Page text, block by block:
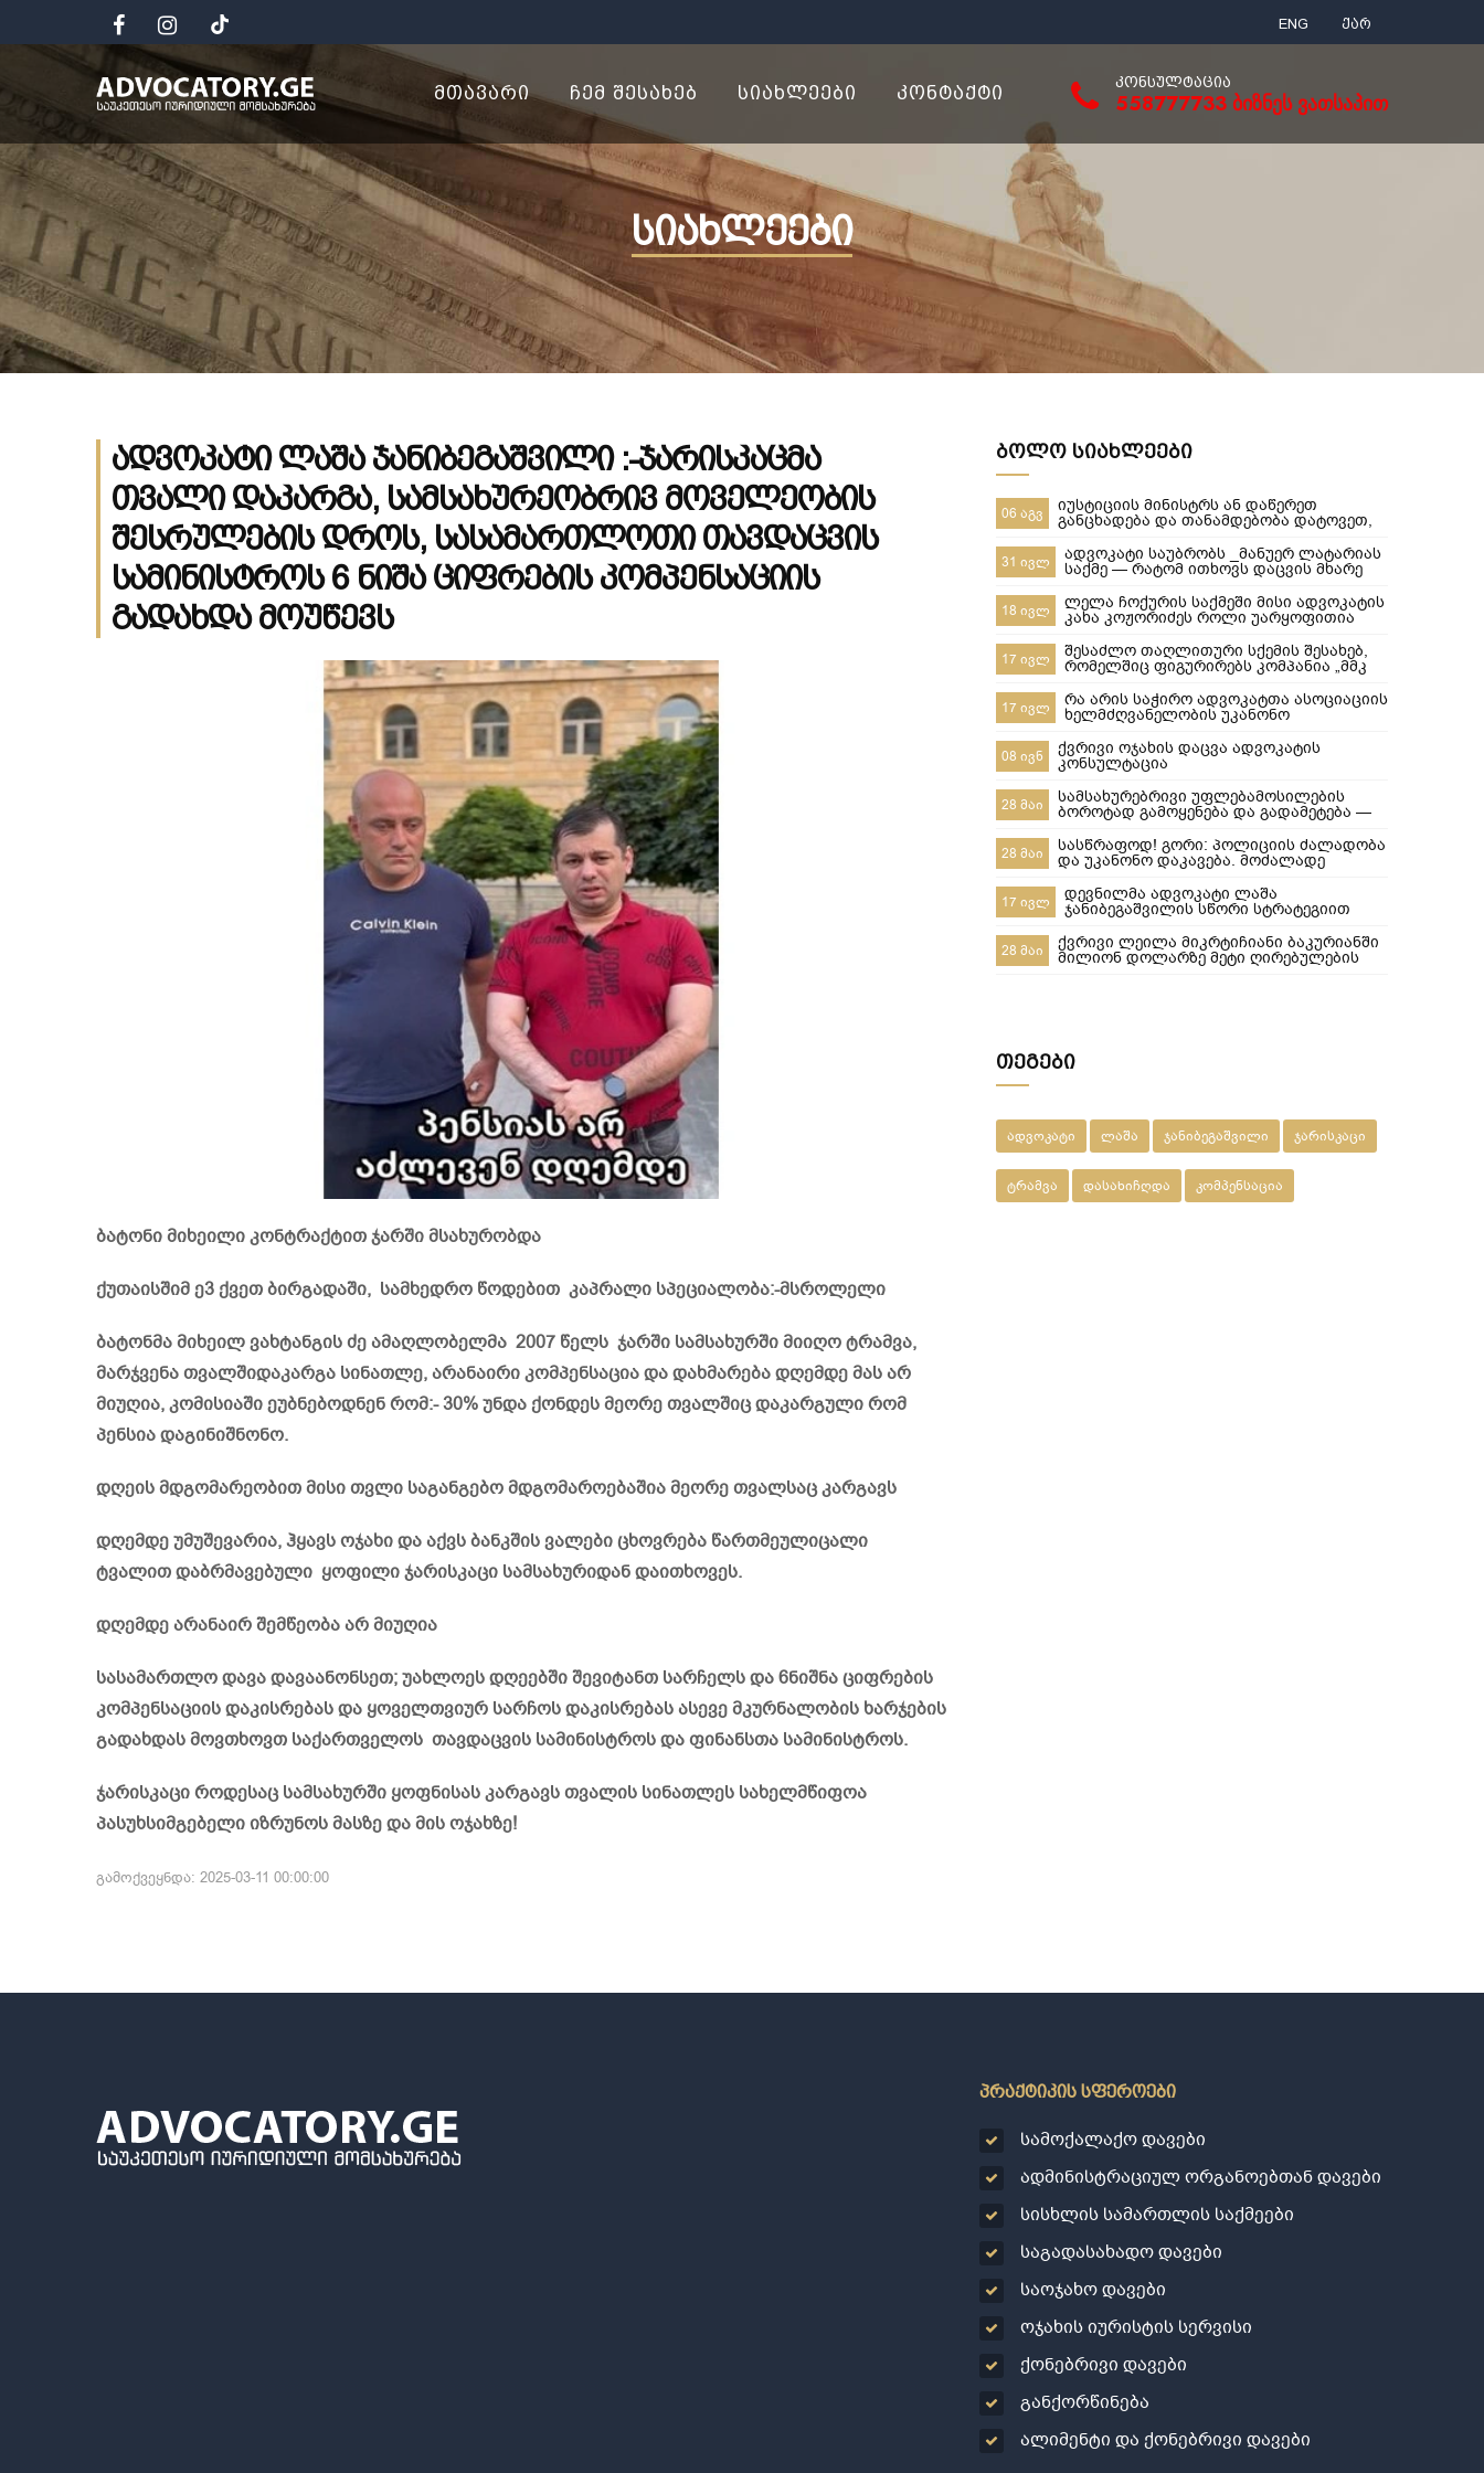
ENG ქარ
ᲛᲗᲐᲕᲐᲠᲘ ᲩᲔᲛ ᲨᲔᲡᲐᲮᲔᲑ ᲡᲘᲐᲮᲚᲔᲔᲑᲘ ᲙᲝᲜᲢᲐᲥᲢᲘ ᲙᲝᲜᲡᲣᲚᲢᲐᲪᲘᲐ
558777733 ბიზნეს ვათსაპით
სიახლეები
ადვოკატი ლაშა ჯანიბეგაშვილი :-ჯარისკაცმა
თვალი დაკარგა, სამსახურეობრივ მოველეობის
შესრულების დროს, სასამართლოთი თავდაცვის
სამინისტროს 6 ნიშა ციფრების კომპენსაციის
გადახდა მოუწევს
ბატონი მიხეილი კონტრაქტით ჯარში მსახურობდა
ქუთაისშიმ ე3 ქვეთ ბირგადაში, სამხედრო წოდებით კაპრალი სპეციალობა:-მსროლელი
ბატონმა მიხეილ ვახტანგის ძე ამაღლობელმა 2007 წელს ჯარში სამსახურში მიიღო ტრამვა,
მარჯვენა თვალშიდაკარგა სინათლე, არანაირი კომპენსაცია და დახმარება დღემდე მას არ
მიუღია, კომისიაში ეუბნებოდნენ რომ:- 30% უნდა ქონდეს მეორე თვალშიც დაკარგული რომ
პენსია დაგინიშნონო.
დღეის მდგომარეობით მისი თვლი საგანგებო მდგომაროებაშია მეორე თვალსაც კარგავს
დღემდე უმუშევარია, ჰყავს ოჯახი და აქვს ბანკშის ვალები ცხოვრება წართმეულიცალი
ტვალით დაბრმავებული ყოფილი ჯარისკაცი სამსახურიდან დაითხოვეს.
დღემდე არანაირ შემწეობა არ მიუღია
სასამართლო დავა დავაანონსეთ; უახლოეს დღეებში შევიტანთ სარჩელს და 6ნიშნა ციფრების
კომპენსაციის დაკისრებას და ყოველთვიურ სარჩოს დაკისრებას ასევე მკურნალობის ხარჯების
გადახდას მოვთხოვთ საქართველოს თავდაცვის სამინისტროს და ფინანსთა სამინისტროს.
ჯარისკაცი როდესაც სამსახურში ყოფნისას კარგავს თვალის სინათლეს სახელმწიფოა
პასუხსიმგებელი იზრუნოს მასზე და მის ოჯახზე!
გამოქვეყნდა: 2025-03-11 00:00:00
ბოლო სიახლეები
06 აგვ იუსტიციის მინისტრს ან დაწერეთ
განცხადება და თანამდებობა დატოვეთ,
ან მიხედეთ საჯარო რეესტრის
თანამშრომლებს
31 ივლ ადვოკატი საუბრობს _მანუერ ლატარიას
საქმე — რატომ ითხოვს დაცვის მხარე
უდანაშაულო ცნობილ 10-წლიანი
განაჩენის გადახედვას
18 ივლ ლელა ჩოქურის საქმეში მისი ადვოკატის
კახა კოჟორიძეს როლი უარყოფითია
ლაშა ჯანიბეგაშვილი
17 ივლ შესაძლო თაღლითური სქემის შესახებ,
რომელშიც ფიგურირებს კომპანია „მმკ
ავტოლიზინგი“
17 ივლ რა არის საჭირო ადვოკატთა ასოციაციის
ხელმძღვანელობის უკანონო
ძალმომრეობით ძალადობების
შესაჩერებლად ?
08 ივნ ქვრივი ოჯახის დაცვა ადვოკატის
კონსულტაცია
28 მაი სამსახურებრივი უფლებამოსილების
ბოროტად გამოყენება და გადამეტება —
რა ხდება გორში და რა სასამართლო
პასუხისმგებლობა ეკისრება
პოლიციელებს
28 მაი სასწრაფოდ! გორი: პოლიციის ძალადობა
და უკანონო დაკავება. მოძალადე
პოლიციელები ყველანი დაუყოვნებლივ
სამსახურებიდან უნდა იქნეს გაშვებული
და პასუხისიგებაში მიცემული! ​ყველამ
უნდა ნახოს, რა ხდება რეალურად!
გორში,10-მა პოლიციელმა სასტიკად
სცემა მოქალაქე, ახლა კ
17 ივლ დევნილმა ადვოკატი ლაშა
ჯანიბეგაშვილის სწორი სტრატეგიით
დევნილთა სამინისტროს დავები მოუგო
28 მაი ქვრივი ლეილა მიკრტიჩიანი ბაკურიანში
მილიონ დოლარზე მეტი ღირებულების
სასტუმროს დაკარგვისგან თიბისი
თეგები
ადვოკატი ლაშა ჯანიბეგაშვილი ჯარისკაცი
ტრამვა დასახიჩღდა კომპენსაცია
პრაქტიკის სფეროები
სამოქალაქო დავები
ადმინისტრაციულ ორგანოებთან დავები
სისხლის სამართლის საქმეები
საგადასახადო დავები
საოჯახო დავები
ოჯახის იურისტის სერვისი
ქონებრივი დავები
განქორწინება
ალიმენტი და ქონებრივი დავები